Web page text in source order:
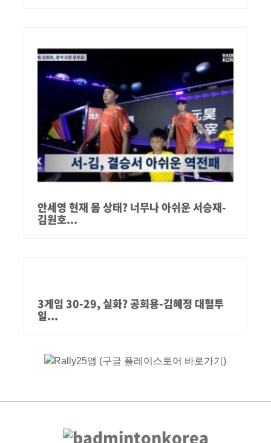
안세영 현재 몸 상태? 너무나 아쉬운 서승재-
김원호...
3게임 30-29, 실화? 공희용-김혜정 대혈투
일...